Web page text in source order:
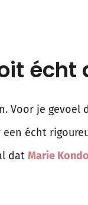
écht
Voor je
een écht
dat Marie